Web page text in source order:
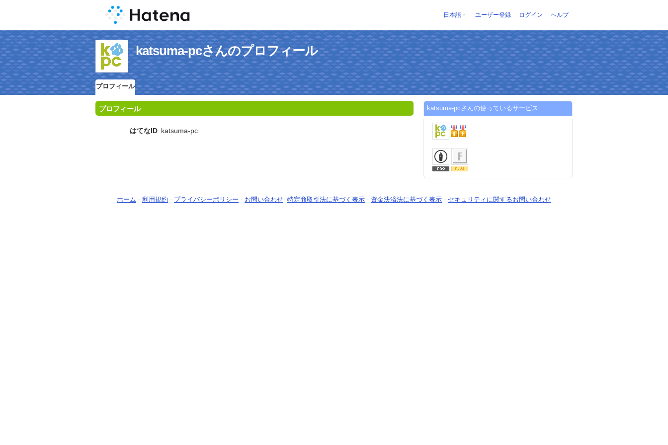
日本語 ユーザー登録 ログイン ヘルプ
katsuma-pcさんのプロフィール
プロフィール
プロフィール
はてなID katsuma-pc
katsuma-pcさんの使っているサービス
ホーム - 利用規約 - プライバシーポリシー - お問い合わせ- 特定商取引法に基づく表示 - 資金決済法に基づく表示 - セキュリティに関するお問い合わせ